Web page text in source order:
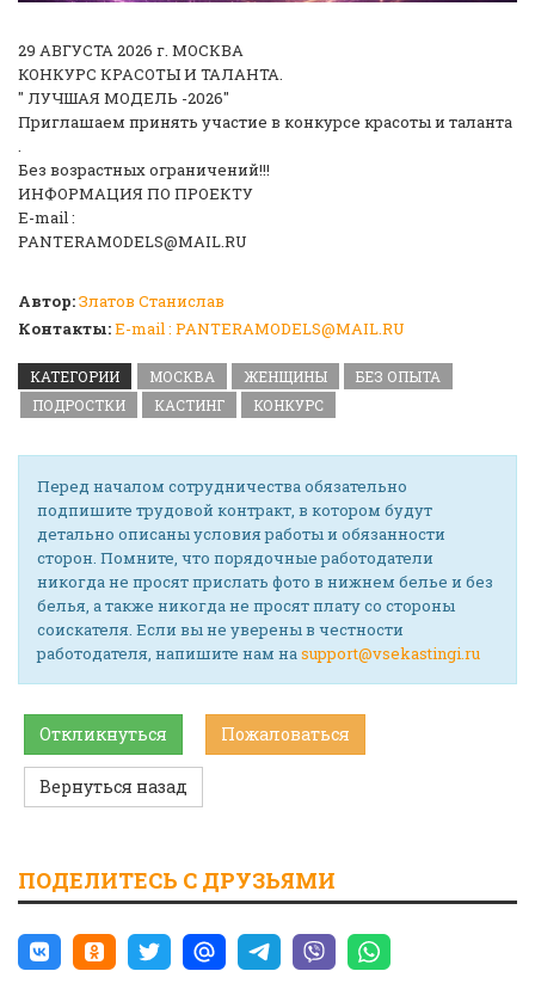
29 АВГУСТА 2026 г. МОСКВА
КОНКУРС КРАСОТЫ И ТАЛАНТА.
" ЛУЧШАЯ МОДЕЛЬ -2026"
Приглашаем принять участие в конкурсе красоты и таланта
.
Без возрастных ограничений!!!
ИНФОРМАЦИЯ ПО ПРОЕКТУ
E-mail :
PANTERAMODELS@MAIL.RU
Автор:Златов Станислав
Контакты:E-mail : PANTERAMODELS@MAIL.RU
КАТЕГОРИИ МОСКВА ЖЕНЩИНЫ
БЕЗ ОПЫТА
ПОДРОСТКИ
КАСТИНГ КОНКУРС
Перед началом сотрудничества обязательно
подпишите трудовой контракт, в котором будут
детально описаны условия работы и обязанности
сторон. Помните, что порядочные работодатели
никогда не просят прислать фото в нижнем белье и без
белья, а также никогда не просят плату со стороны
соискателя. Если вы не уверены в честности
работодателя, напишите нам наsupport@vsekastingi.ru
Откликнуться Пожаловаться
Вернуться назад
ПОДЕЛИТЕСЬ С ДРУЗЬЯМИ